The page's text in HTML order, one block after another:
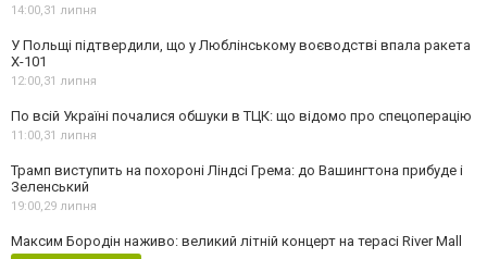
14:00,31 липня
У Польщі підтвердили, що у Люблінському воєводстві впала ракета
Х-101
12:00,31 липня
По всій Україні почалися обшуки в ТЦК: що відомо про спецоперацію
11:00,31 липня
Трамп виступить на похороні Ліндсі Грема: до Вашингтона прибуде і
Зеленський
19:00,29 липня
Максим Бородін наживо: великий літній концерт на терасі River Mall